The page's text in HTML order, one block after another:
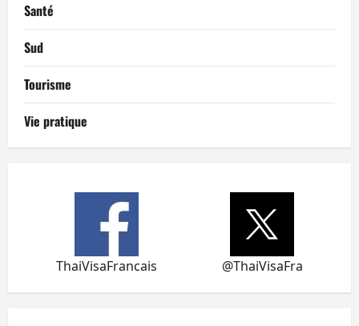
Santé
Sud
Tourisme
Vie pratique
ThaiVisaFrancais @ThaiVisaFra